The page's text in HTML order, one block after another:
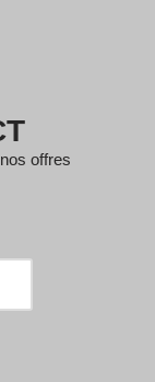
offres